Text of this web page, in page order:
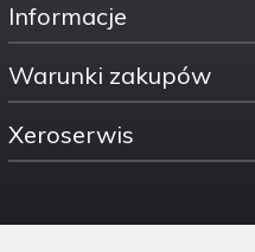
Informacje
Warunki zakupów
Xeroserwis